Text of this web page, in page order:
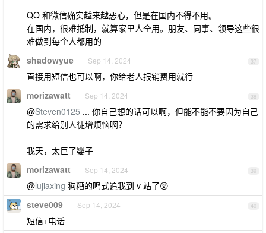
QQ 和微信确实越来越恶心，但是在国内不得不用。
在国内，很难抵制，就算家里人全用。朋友、同事、领导这些很
难做到每个人都用的
37
shadowyue Sep 14, 2024
直接用短信也可以啊，你给老人报销费用就行
38
morizawatt Sep 14, 2024
@Steven0125 ... 你自己想的话可以啊，但能不能不要因为自己
的需求给别人徒增烦恼啊？
我天，太巨了婴子
39
morizawatt Sep 14, 2024
@lujiaxing 狗糟的鸣式追我到 v 站了😲
40
steve009 Sep 14, 2024
短信+电话